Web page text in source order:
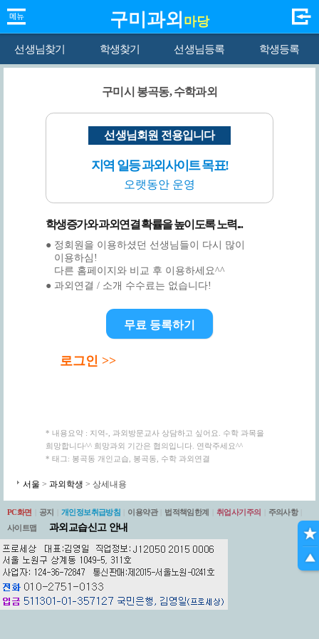
구미과외 마당
선생님찾기 학생찾기 선생님등록 학생등록
구미시 봉곡동, 수학과외
선생님회원 전용입니다
지역 일등 과외사이트 목표!
오랫동안 운영
학생증가와 과외연결 확률을 높이도록 노력...
● 정회원을 이용하셨던 선생님들이 다시 많이
이용하심!
다른 홈페이지와 비교 후 이용하세요^^
● 과외연결 / 소개 수수료는 없습니다!
무료 등록하기
로그인 >>
* 내용요약 : 지역-, 과외방문교사 상담하고 싶어요. 수학 과목을
희망합니다^^ 희망과외 기간은 협의입니다. 연락주세요^^
* 태그: 봉곡동 개인교습, 봉곡동, 수학 과외연결
서울 > 과외학생 > 상세내용
PC화면 공지 개인정보취급방침 이용약관 법적책임한계 취업사기주의 주의사항
사이트맵
과외교습신고 안내